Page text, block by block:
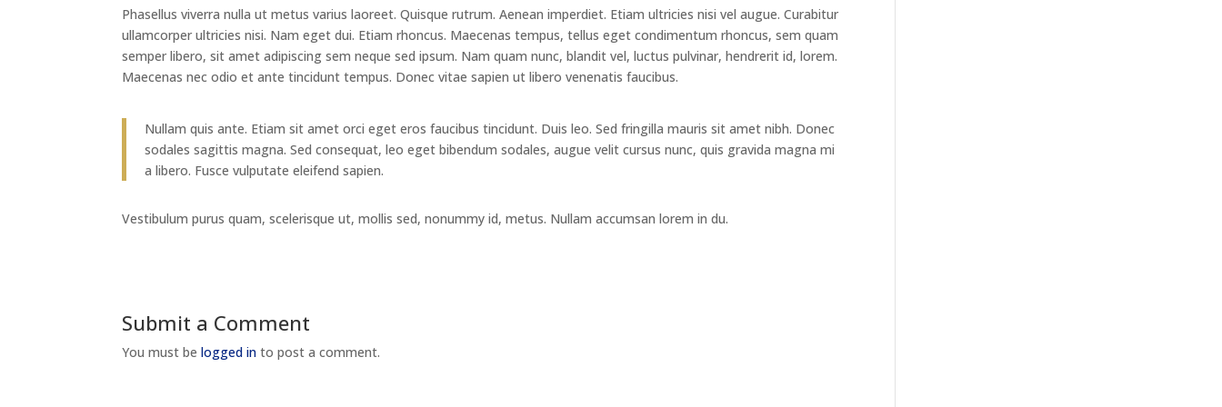
Phasellus viverra nulla ut metus varius laoreet. Quisque rutrum. Aenean imperdiet. Etiam ultricies nisi vel augue. Curabitur
ullamcorper ultricies nisi. Nam eget dui. Etiam rhoncus. Maecenas tempus, tellus eget condimentum rhoncus, sem quam
semper libero, sit amet adipiscing sem neque sed ipsum. Nam quam nunc, blandit vel, luctus pulvinar, hendrerit id, lorem.
Maecenas nec odio et ante tincidunt tempus. Donec vitae sapien ut libero venenatis faucibus.
Nullam quis ante. Etiam sit amet orci eget eros faucibus tincidunt. Duis leo. Sed fringilla mauris sit amet nibh. Donec
sodales sagittis magna. Sed consequat, leo eget bibendum sodales, augue velit cursus nunc, quis gravida magna mi
a libero. Fusce vulputate eleifend sapien.
Vestibulum purus quam, scelerisque ut, mollis sed, nonummy id, metus. Nullam accumsan lorem in du.
Submit a Comment
You must belogged in to post a comment.